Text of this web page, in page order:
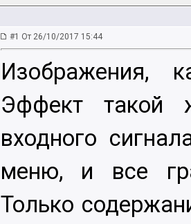
#1 От 26/10/2017 15:44
Изображения,
Эффект такой
входного
меню, и все
Только